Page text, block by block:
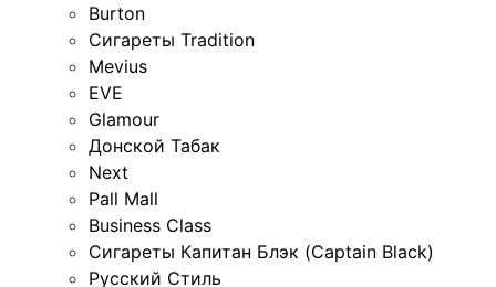
Burton
Сигареты Tradition
Mevius
EVE
Glamour
Донской Табак
Next
Pall Mall
Business Class
Сигареты Капитан Блэк (Captain Black)
Русский Стиль